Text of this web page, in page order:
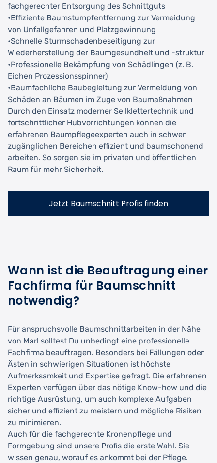
fachgerechter Entsorgung des Schnittguts
•Effiziente Baumstumpfentfernung zur Vermeidung
von Unfallgefahren und Platzgewinnung
•Schnelle Sturmschadenbeseitigung zur
Wiederherstellung der Baumgesundheit und -struktur
•Professionelle Bekämpfung von Schädlingen (z. B.
Eichen Prozessionsspinner)
•Baumfachliche Baubegleitung zur Vermeidung von
Schäden an Bäumen im Zuge von Baumaßnahmen
Durch den Einsatz moderner Seilklettertechnik und
fortschrittlicher Hubvorrichtungen können die
erfahrenen Baumpflegeexperten auch in schwer
zugänglichen Bereichen effizient und baumschonend
arbeiten. So sorgen sie im privaten und öffentlichen
Raum für mehr Sicherheit.
Jetzt Baumschnitt Profis finden
Wann ist die Beauftragung einer
Fachfirma für Baumschnitt
notwendig?
Für anspruchsvolle Baumschnittarbeiten in der Nähe
von Marl solltest Du unbedingt eine professionelle
Fachfirma beauftragen. Besonders bei Fällungen oder
Ästen in schwierigen Situationen ist höchste
Aufmerksamkeit und Expertise gefragt. Die erfahrenen
Experten verfügen über das nötige Know-how und die
richtige Ausrüstung, um auch komplexe Aufgaben
sicher und effizient zu meistern und mögliche Risiken
zu minimieren.
Auch für die fachgerechte Kronenpflege und
Formgebung sind unsere Profis die erste Wahl. Sie
wissen genau, worauf es ankommt bei der Pflege.